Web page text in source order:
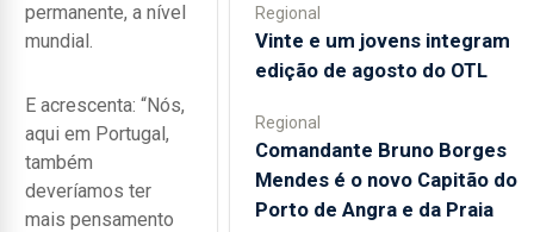
permanente, a nível
mundial.
E acrescenta: “Nós,
aqui em Portugal,
também
deveríamos ter
mais pensamento
Regional
Vinte e um jovens integram
edição de agosto do OTL
Regional
Comandante Bruno Borges
Mendes é o novo Capitão do
Porto de Angra e da Praia